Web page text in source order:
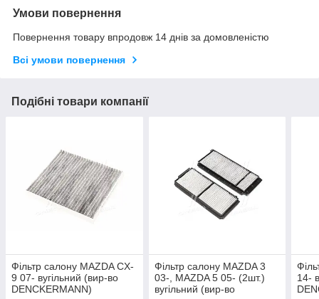
Умови повернення
Повернення товару впродовж 14 днів за домовленістю
Всі умови повернення
Подібні товари компанії
Фільтр салону MAZDA CX-
9 07- вугільний (вир-во
DENCKERMANN)
Фільтр салону MAZDA 3
03-, MAZDA 5 05- (2шт.)
вугільний (вир-во
14-